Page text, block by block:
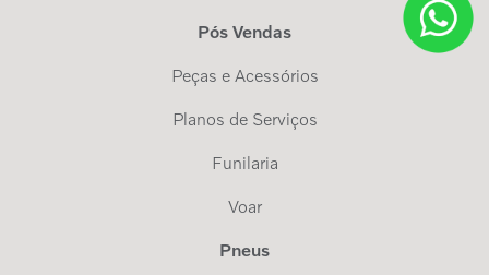
Pós Vendas
Peças e Acessórios
Planos de Serviços
Funilaria
Voar
Pneus